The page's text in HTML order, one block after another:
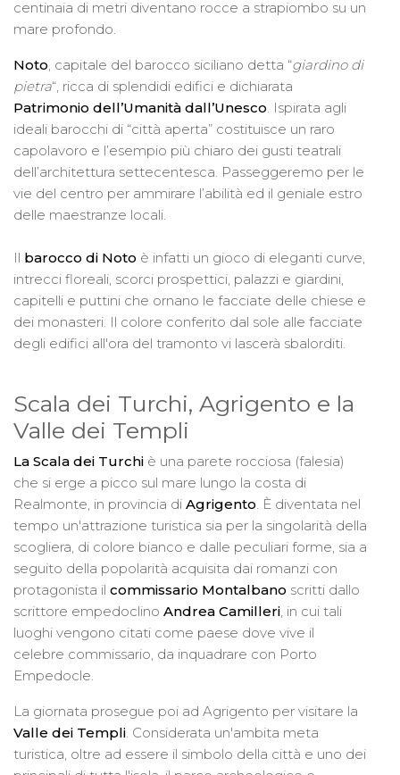
centinaia di metri diventano rocce a strapiombo su un
mare profondo.
Noto , capitale del barocco siciliano detta “giardino di
pietra“, ricca di splendidi edifici e dichiarata
Patrimonio dell’Umanità dall’Unesco . Ispirata agli
ideali barocchi di “città aperta” costituisce un raro
capolavoro e l’esempio più chiaro dei gusti teatrali
dell’architettura settecentesca. Passeggeremo per le
vie del centro per ammirare l’abilità ed il geniale estro
delle maestranze locali.
Il barocco di Noto è infatti un gioco di eleganti curve,
intrecci floreali, scorci prospettici, palazzi e giardini,
capitelli e puttini che ornano le facciate delle chiese e
dei monasteri. Il colore conferito dal sole alle facciate
degli edifici all'ora del tramonto vi lascerà sbalorditi.
Scala dei Turchi, Agrigento e la
Valle dei Templi
La Scala dei Turchi è una parete rocciosa (falesia)
che si erge a picco sul mare lungo la costa di
Realmonte, in provincia di Agrigento . È diventata nel
tempo un'attrazione turistica sia per la singolarità della
scogliera, di colore bianco e dalle peculiari forme, sia a
seguito della popolarità acquisita dai romanzi con
protagonista il commissario Montalbano scritti dallo
scrittore empedoclino Andrea Camilleri , in cui tali
luoghi vengono citati come paese dove vive il
celebre commissario, da inquadrare con Porto
Empedocle.
La giornata prosegue poi ad Agrigento per visitare la
Valle dei Templi . Considerata un'ambita meta
turistica, oltre ad essere il simbolo della città e uno dei